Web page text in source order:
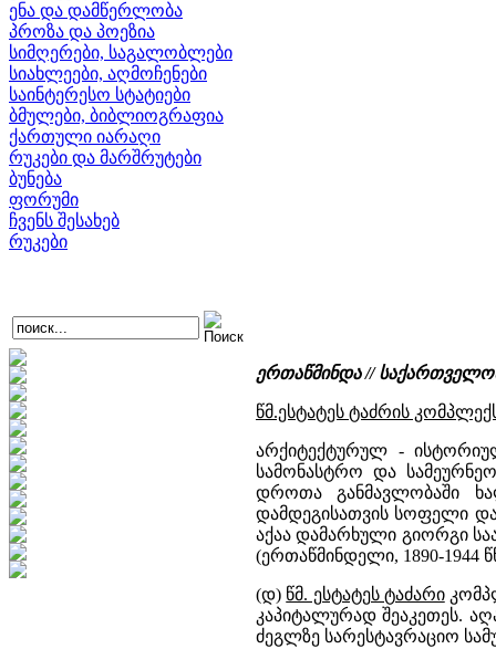
ენა და დამწერლობა
პროზა და პოეზია
სიმღერები, საგალობლები
სიახლეები, აღმოჩენები
საინტერესო სტატიები
ბმულები, ბიბლიოგრაფია
ქართული იარაღი
რუკები და მარშრუტები
ბუნება
ფორუმი
ჩვენს შესახებ
რუკები
ერთაწმინდა //
წმ.ესტატეს ტაძრის
არქიტექტურულ -
სამონასტრო და
დროთა განმავლობაში
დამდეგისათვის სოფელი
აქაა დამარხული გიორგი
(ერთაწმინდელი, 1890-1944
(დ) წმ. ესტატეს ტაძარი
კაპიტალურად შეაკეთეს.
ძეგლზე სარესტავრაციო